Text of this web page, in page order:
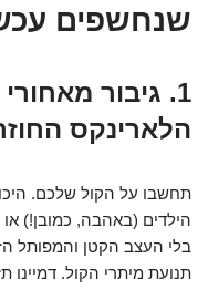
שנחשפים
1. גיבור
הלארינקס
תחשבו על הקול שלכם.
הילדים (באהבה, כמובן!)
תנועת מיתרי הקול.